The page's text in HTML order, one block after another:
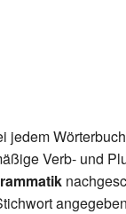
jedem
Verb- und